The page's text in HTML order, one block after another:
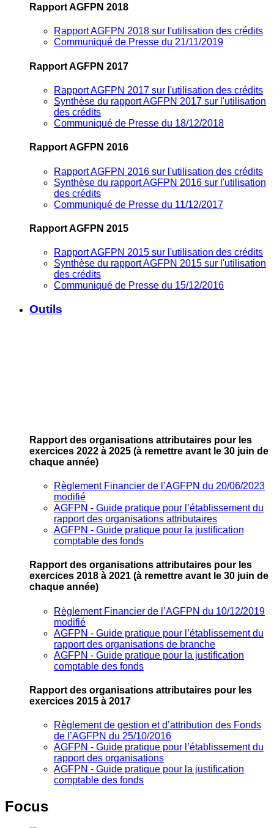
Rapport AGFPN 2018
Rapport AGFPN 2018 sur l'utilisation des crédits
Communiqué de Presse du 21/11/2019
Rapport AGFPN 2017
Rapport AGFPN 2017 sur l'utilisation des crédits
Synthèse du rapport AGFPN 2017 sur l'utilisation
des crédits
Communiqué de Presse du 18/12/2018
Rapport AGFPN 2016
Rapport AGFPN 2016 sur l'utilisation des crédits
Synthèse du rapport AGFPN 2016 sur l'utilisation
des crédits
Communiqué de Presse du 11/12/2017
Rapport AGFPN 2015
Rapport AGFPN 2015 sur l'utilisation des crédits
Synthèse du rapport AGFPN 2015 sur l'utilisation
des crédits
Communiqué de Presse du 15/12/2016
Outils
Rapport des organisations attributaires pour les
exercices 2022 à 2025 (à remettre avant le 30 juin de
chaque année)
Règlement Financier de l’AGFPN du 20/06/2023
modifié
AGFPN ‐ Guide pratique pour l’établissement du
rapport des organisations attributaires
AGFPN ‐ Guide pratique pour la justification
comptable des fonds
Rapport des organisations attributaires pour les
exercices 2018 à 2021 (à remettre avant le 30 juin de
chaque année)
Règlement Financier de l’AGFPN du 10/12/2019
modifié
AGFPN ‐ Guide pratique pour l’établissement du
rapport des organisations de branche
AGFPN ‐ Guide pratique pour la justification
comptable des fonds
Rapport des organisations attributaires pour les
exercices 2015 à 2017
Règlement de gestion et d’attribution des Fonds
de l’AGFPN du 25/10/2016
AGFPN ‐ Guide pratique pour l’établissement du
rapport des organisations
AGFPN ‐ Guide pratique pour la justification
comptable des fonds
Focus